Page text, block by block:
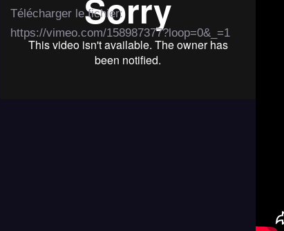
Télécharger le fichier:
https://vimeo.com/158987377?loop=0&_=1